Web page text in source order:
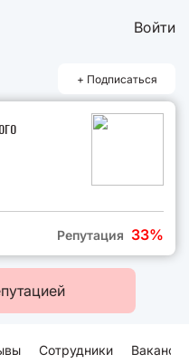
Войти
+ Подписаться
Репутация 33%
Сотрудники Вакансии